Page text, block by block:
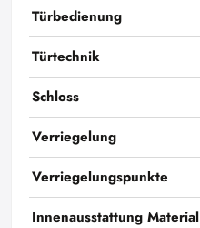
Türbedienung
Türtechnik
Schloss
Verriegelung
Verriegelungspunkte
Innenausstattung Material